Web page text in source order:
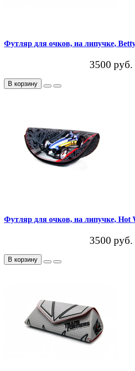
Футляр для очков, на липучке,
3500 руб.
В корзину
Футляр для очков, на липучке, Hot
3500 руб.
В корзину